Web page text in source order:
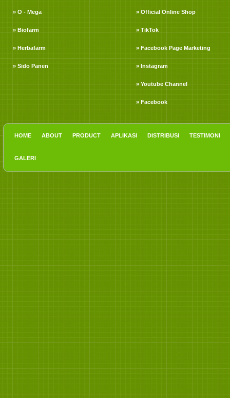
» O - Mega
» Biofarm
» Herbafarm
» Sido Panen
» Official Online Shop
» TikTok
» Facebook Page Marketing
» Instagram
» Youtube Channel
» Facebook
HOME ABOUT PRODUCT APLIKASI DISTRIBUSI TESTIMONI
GALERI